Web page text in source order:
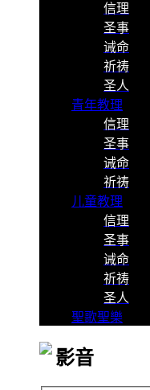
信理
圣事
诫命
祈祷
圣人
青年教理
信理
圣事
诫命
祈祷
儿童教理
信理
圣事
诫命
祈祷
圣人
聖歌聖樂
影音